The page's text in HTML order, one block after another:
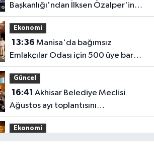
Başkanlığı'ndan İlksen Özalper'in
gözaltına alınmasına tepki
Ekonomi
13:36
Emlakçılar Odası için 500 üye barajı
aşıldı
Güncel
16:41
Ağustos ayı toplantısını
gerçekleştirdi
Ekonomi